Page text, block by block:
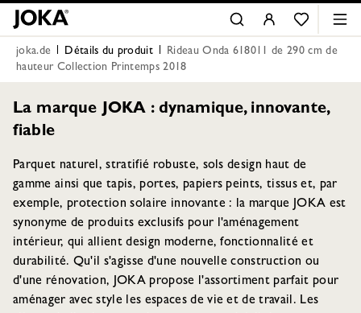
joka.de Détails du produit
Rideau Onda 618011 de 290 cm de
hauteur Collection Printemps 2018
La marque JOKA : dynamique, innovante,
fiable
Parquet naturel, stratifié robuste, sols design haut de
gamme ainsi que tapis, portes, papiers peints, tissus et, par
exemple, protection solaire innovante : la marque JOKA est
synonyme de produits exclusifs pour l'aménagement
intérieur, qui allient design moderne, fonctionnalité et
durabilité. Qu'il s'agisse d'une nouvelle construction ou
d'une rénovation, JOKA propose l'assortiment parfait pour
aménager avec style les espaces de vie et de travail. Les